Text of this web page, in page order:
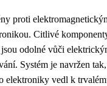
proti
Citlivé
odolné vůči
Systém je navržen
elektroniky vedl k